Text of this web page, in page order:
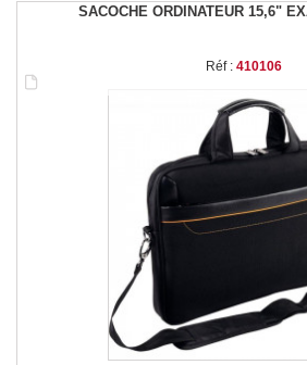
SACOCHE ORDINATEUR 15,6"
Réf : 410106